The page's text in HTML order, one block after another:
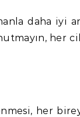
daha iyi
her
her